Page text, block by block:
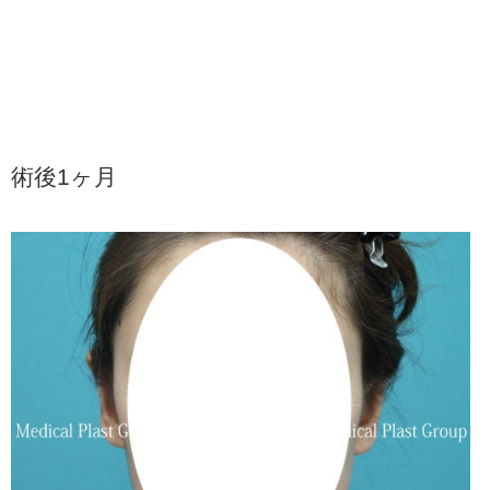
術後1ヶ月